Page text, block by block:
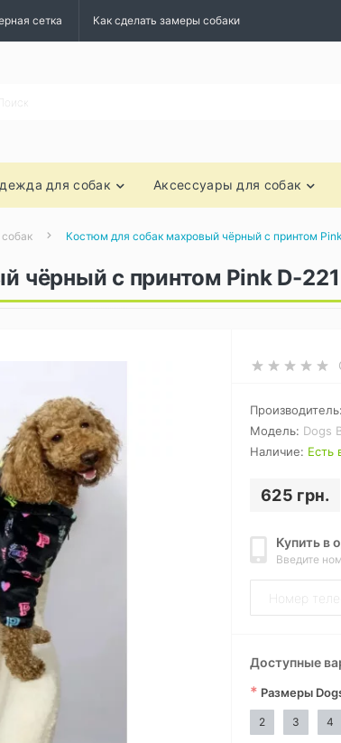
сетка Как сделать замеры собаки
для собак Аксессуары для собак
Костюм для собак махровый чёрный с принтом
чёрный с принтом Pink D-221
Производитель:
Модель: Dogs
Наличие: Есть
625 грн.
Купить в
Введите
Доступные
* Размеры
2 3 4